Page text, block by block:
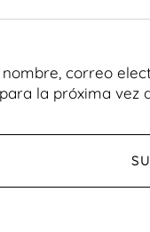
correo
la próxima vez